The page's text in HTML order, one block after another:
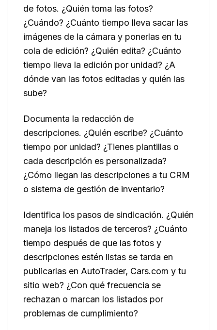
de fotos. ¿Quién toma las fotos?
¿Cuándo? ¿Cuánto tiempo lleva sacar las
imágenes de la cámara y ponerlas en tu
cola de edición? ¿Quién edita? ¿Cuánto
tiempo lleva la edición por unidad? ¿A
dónde van las fotos editadas y quién las
sube?
Documenta la redacción de
descripciones. ¿Quién escribe? ¿Cuánto
tiempo por unidad? ¿Tienes plantillas o
cada descripción es personalizada?
¿Cómo llegan las descripciones a tu CRM
o sistema de gestión de inventario?
Identifica los pasos de sindicación. ¿Quién
maneja los listados de terceros? ¿Cuánto
tiempo después de que las fotos y
descripciones estén listas se tarda en
publicarlas en AutoTrader, Cars.com y tu
sitio web? ¿Con qué frecuencia se
rechazan o marcan los listados por
problemas de cumplimiento?